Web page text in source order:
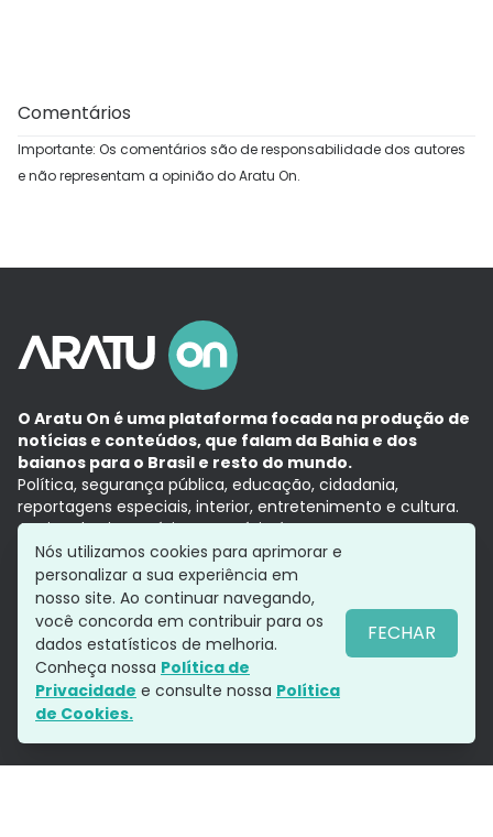
Comentários
Importante: Os comentários são de responsabilidade dos autores
e não representam a opinião do Aratu On.
O Aratu On é uma plataforma focada na produção de
notícias e conteúdos, que falam da Bahia e dos
baianos para o Brasil e resto do mundo.
Política, segurança pública, educação, cidadania,
reportagens especiais, interior, entretenimento e cultura.
Aqui, tudo vira notícia e a notícia é no tempo presente,
com a credibilidade do Grupo Aratu.
Grupo Aratu
Política de privacidade
Siga-nos
Nós utilizamos cookies para aprimorar e
personalizar a sua experiência em
nosso site. Ao continuar navegando,
você concorda em contribuir para os
dados estatísticos de melhoria.
Conheça nossa Política de
Privacidade e consulte nossa Política
de Cookies.
FECHAR